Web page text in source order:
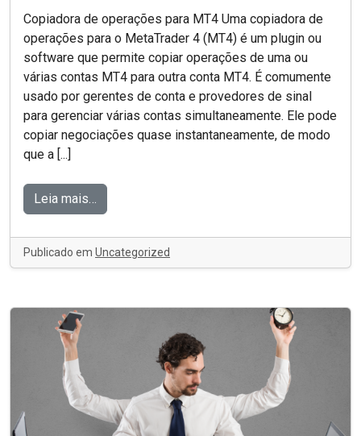
Copiadora de operações para MT4 Uma copiadora de
operações para o MetaTrader 4 (MT4) é um plugin ou
software que permite copiar operações de uma ou
várias contas MT4 para outra conta MT4. É comumente
usado por gerentes de conta e provedores de sinal
para gerenciar várias contas simultaneamente. Ele pode
copiar negociações quase instantaneamente, de modo
que a [...]
Leia mais…
Publicado em Uncategorized